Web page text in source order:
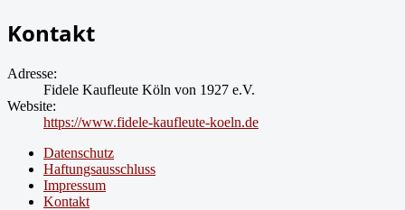
Kontakt
Adresse:
Fidele Kaufleute Köln von 1927 e.V.
Website:
https://www.fidele-kaufleute-koeln.de
Datenschutz
Haftungsausschluss
Impressum
Kontakt